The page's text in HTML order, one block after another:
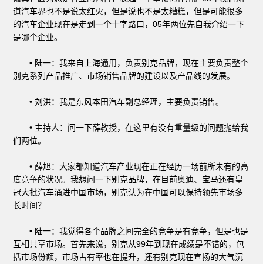
道汽车界也不是说太红火，但是说也不是太糟糕，但是可能很多
的汽车企业现在是走到一个十字路口，05年两位先自我介绍一下
是哪个企业。
• 陆一：我来自上海通用，负责别克品牌，现在主要负责整个
别克系列产品推广、市场销售品牌的建设以及产品线的发展。
• 刘洪：我是东风本田汽车副总经理，主要负责销售。
• 主持人：问一下薛教授，在这里有没有重量级的问题抛给我
们两位。
• 薛旭：大家都知道汽车产业现在正在经历一场前所未有的高
度竞争的状况。我想问一下别克品牌，在目前奥迪、宝马还有皇
冠大批汽车涌进中国市场，别克认为在中国可以保持领先市场多
长时间？
• 陆一：我觉得各个品牌之间完全的竞争是有竞争，但是也是
互相共享市场。首先来说，别克从99年到现在成绩是不错的，包
括市场份额，市场占有率也在提升，还有别克现在宣扬的大气沉